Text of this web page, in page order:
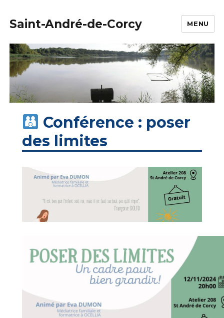
Saint-André-de-Corcy MENU
Conférence : poser
des limites